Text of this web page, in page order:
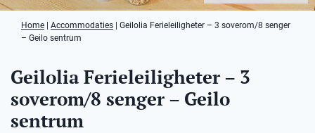
Home Accommodaties
Geilolia Ferieleiligheter – 3 soverom/8 senger
– Geilo sentrum
Geilolia Ferieleiligheter – 3
soverom/8 senger – Geilo
sentrum